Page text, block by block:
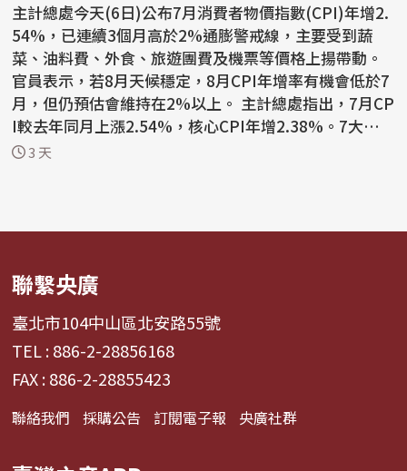
主計總處今天(6日)公布7月消費者物價指數(CPI)年增2.
54%，已連續3個月高於2%通膨警戒線，主要受到蔬
菜、油料費、外食、旅遊團費及機票等價格上揚帶動。
官員表示，若8月天候穩定，8月CPI年增率有機會低於7
月，但仍預估會維持在2%以上。 主計總處指出，7月CP
I較去年同月上漲2.54%，核心CPI年增2.38%。7大類
中，以雜項類...
3 天
聯繫央廣
臺北市104中山區北安路55號
TEL : 886-2-28856168
FAX : 886-2-28855423
聯絡我們 採購公告 訂閱電子報 央廣社群